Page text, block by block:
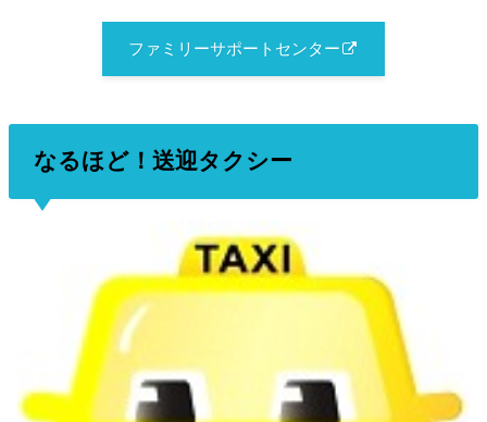
ファミリーサポートセンター
なるほど！送迎タクシー